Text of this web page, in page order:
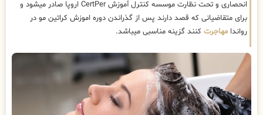
انحصاری و تحت نظارت موسسه کنترل آموزش CertPer اروپا صادر میشود و
برای متقاضیانی که قصد دارند پس از گذراندن دوره اموزش کراتین مو در
رواندا مهاجرت کنند گزینه مناسبی میباشد.